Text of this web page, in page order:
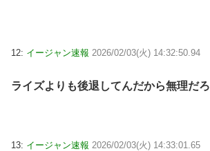
12: イージャン速報 2026/02/03(火) 14:32:50.94
ライズよりも後退してんだから無理だろ
13: イージャン速報 2026/02/03(火) 14:33:01.65